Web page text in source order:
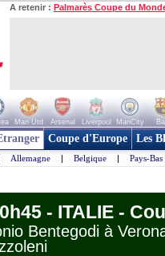
A retenir : Palmarès Coupe du
Man Utd Arsenal Liverpool ManCity
Coupe d'Europe Les
Allemagne | Belgique | Pays-Bas
- ITALIE -
Bentegodi à